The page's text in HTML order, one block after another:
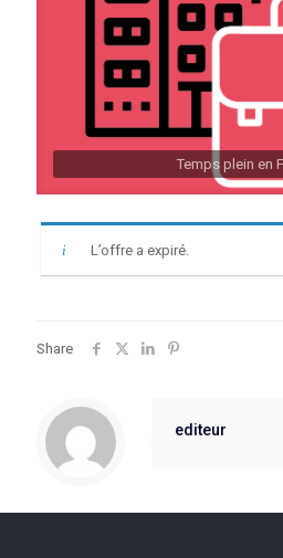
Temps plein en
L’offre a expiré.
Share
editeur